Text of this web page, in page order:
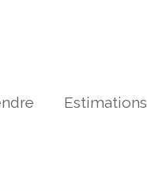
Estimations